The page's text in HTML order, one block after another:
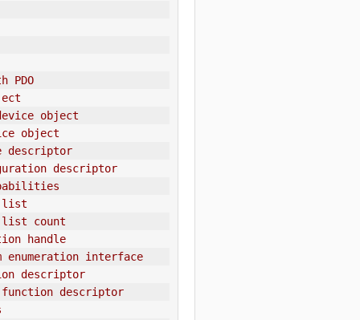
PDO
object
object
descriptor
descriptor
list
count
handle
enumeration interface
descriptor
descriptor